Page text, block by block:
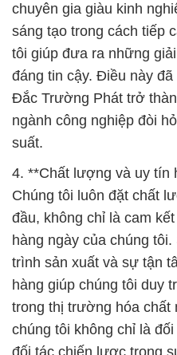
chuyên gia giàu kinh
sáng tạo trong cách tiếp
tôi giúp đưa ra những
đáng tin cậy. Điều này
Đắc Trường Phát trở
ngành công nghiệp đòi
suất.
4. **Chất lượng và uy tín
Chúng tôi luôn đặt chất
đầu, không chỉ là cam
hàng ngày của chúng
trình sản xuất và sự tận
hàng giúp chúng tôi duy
trong thị trường hóa chất
chúng tôi không chỉ là